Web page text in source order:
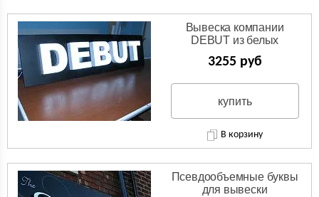
Вывеска компании
DEBUT из белых
световых объемных букв
3255 руб
купить
В корзину
Псевдообъемные буквы
для вывески